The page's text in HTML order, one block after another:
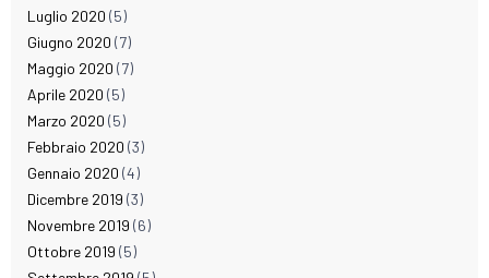
Luglio 2020 (5)
Giugno 2020 (7)
Maggio 2020 (7)
Aprile 2020 (5)
Marzo 2020 (5)
Febbraio 2020 (3)
Gennaio 2020 (4)
Dicembre 2019 (3)
Novembre 2019 (6)
Ottobre 2019 (5)